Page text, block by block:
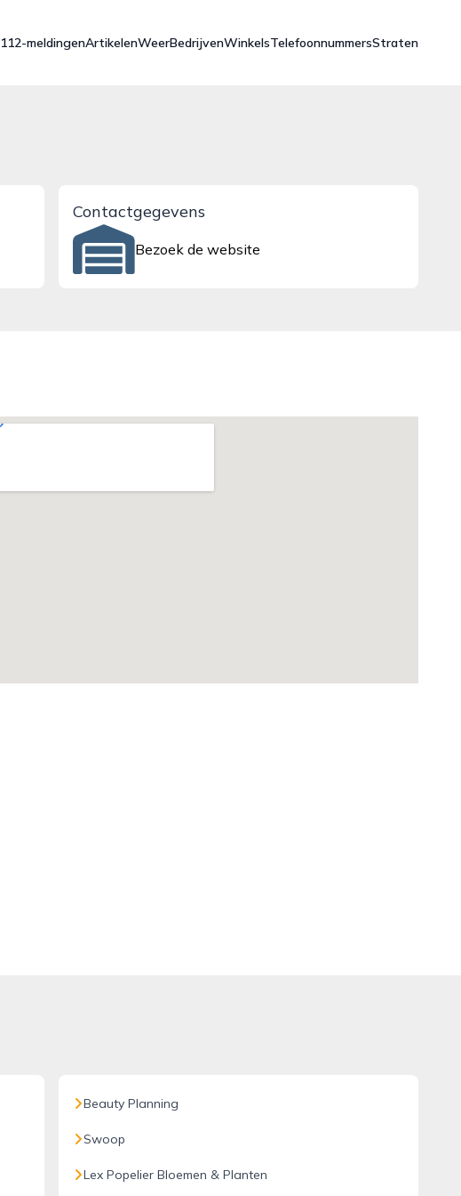
112-meldingenArtikelenWeerBedrijvenWinkelsTelefoonnummersStraten
Contactgegevens
Bezoek de website
Beauty Planning
Swoop
Lex Popelier Bloemen & Planten